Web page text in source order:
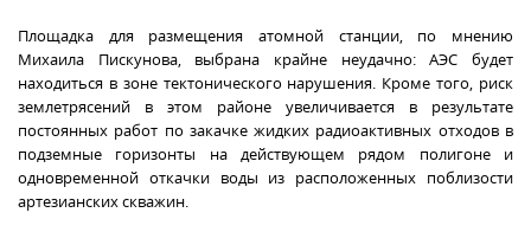
Площадка для размещения атомной станции, по мнению
Михаила Пискунова, выбрана крайне неудачно: АЭС будет
находиться в зоне тектонического нарушения. Кроме того, риск
землетрясений в этом районе увеличивается в результате
постоянных работ по закачке жидких радиоактивных отходов в
подземные горизонты на действующем рядом полигоне и
одновременной откачки воды из расположенных поблизости
артезианских скважин.